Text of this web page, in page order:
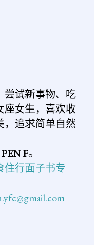
尝试新事物、吃
座女生，喜欢收
，追求简单自然
F。
住行面子书专